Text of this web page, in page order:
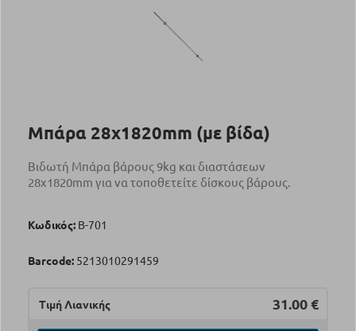
Μπάρα 28x1820mm (με βίδα)
Βιδωτή Μπάρα βάρους 9kg και διαστάσεων
28x1820mm για να τοποθετείτε δίσκους βάρους.
Κωδικός: Β-701
Barcode: 5213010291459
Τιμή Λιανικής 31.00 €